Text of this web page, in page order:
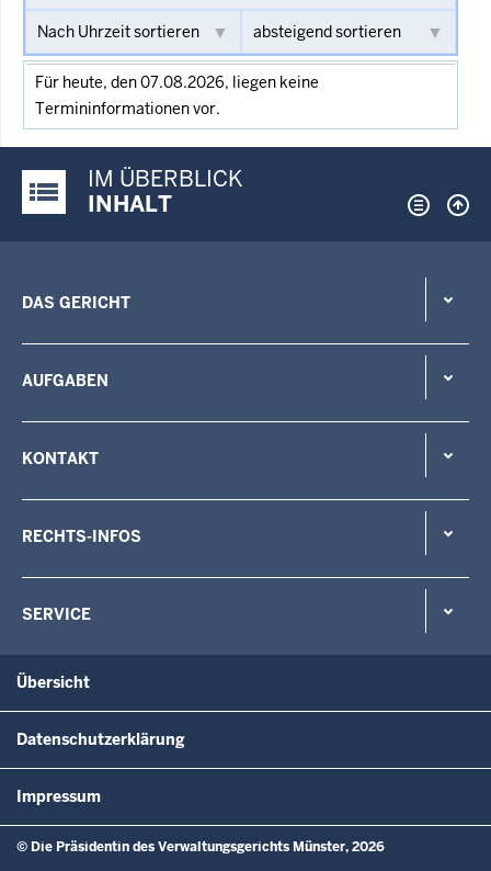
Für heute, den 07.08.2026, liegen keine
Termininformationen vor.
Justiz-Portal im Überblick:
IM ÜBERBLICK
INHALT
DAS GERICHT
AUFGABEN
KONTAKT
RECHTS-INFOS
SERVICE
Übersicht
Datenschutzerklärung
Impressum
© Die Präsidentin des Verwaltungsgerichts Münster, 2026